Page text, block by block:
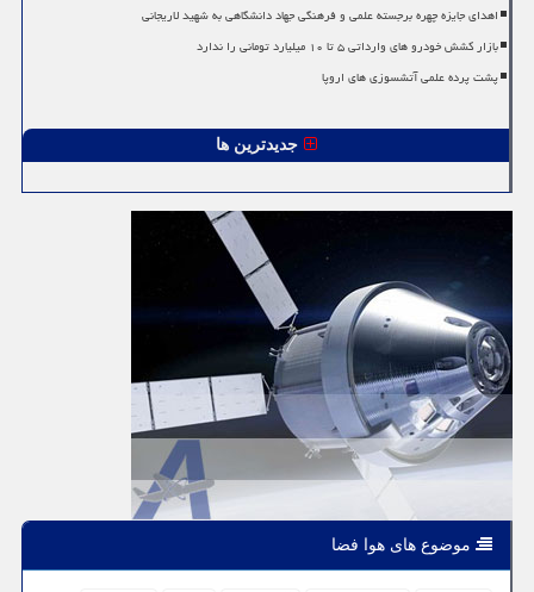
اهدای جایزه چهره برجسته علمی و فرهنگی جهاد دانشگاهی به شهید لاریجانی
بازار کشش خودرو های وارداتی ۵ تا ۱۰ میلیارد تومانی را ندارد
پشت پرده علمی آتشسوزی های اروپا
جدیدترین ها
موضوع های هوا فضا